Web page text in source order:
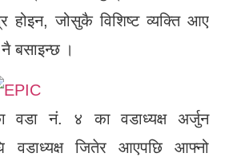
होइन, जोसुकै विशिष्ट व्यक्ति आए
नै बसाइन्छ ।
वडा नं. ४ का वडाध्यक्ष अर्जुन
वडाध्यक्ष जितेर आएपछि आफ्नो